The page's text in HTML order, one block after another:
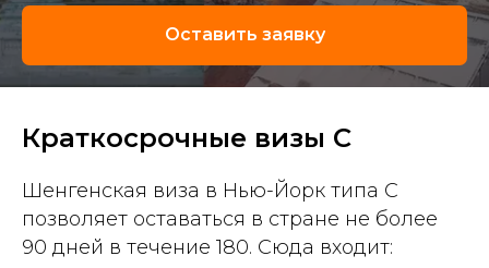
Оставить заявку
Краткосрочные визы C
Шенгенская виза в Нью-Йорк типа C
позволяет оставаться в стране не более
90 дней в течение 180. Сюда входит: